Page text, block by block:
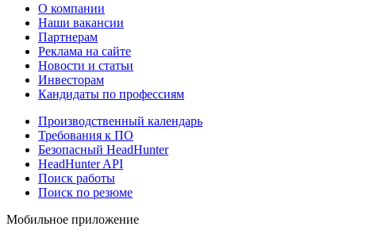
О компании
Наши вакансии
Партнерам
Реклама на сайте
Новости и статьи
Инвесторам
Кандидаты по профессиям
Производственный календарь
Требования к ПО
Безопасный HeadHunter
HeadHunter API
Поиск работы
Поиск по резюме
Мобильное приложение